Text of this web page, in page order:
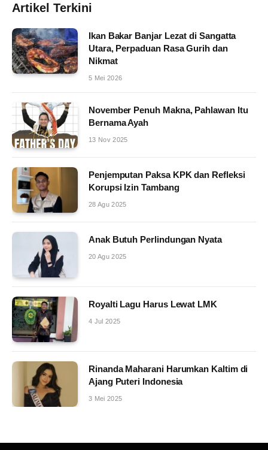
Artikel Terkini
Ikan Bakar Banjar Lezat di Sangatta
Utara, Perpaduan Rasa Gurih dan
Nikmat
5 Mei 2026
November Penuh Makna, Pahlawan Itu
Bernama Ayah
13 Nov 2025
Penjemputan Paksa KPK dan Refleksi
Korupsi Izin Tambang
28 Agu 2025
Anak Butuh Perlindungan Nyata
20 Agu 2025
Royalti Lagu Harus Lewat LMK
4 Jul 2025
Rinanda Maharani Harumkan Kaltim di
Ajang Puteri Indonesia
3 Mei 2025